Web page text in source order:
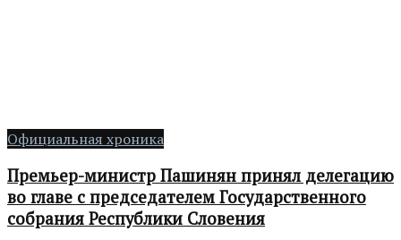
Официальная хроника
Премьер-министр Пашинян принял делегацию
во главе с председателем Государственного
собрания Республики Словения